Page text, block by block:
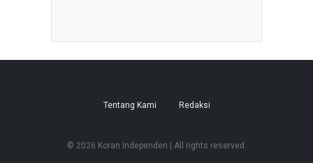
Tentang Kami Redaksi
© 2026 Koran Independen | All rights reserved.